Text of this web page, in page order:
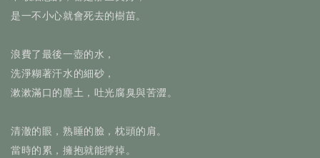
是一不小心就會死去的樹苗。
浪費了最後一壺的水，
洗淨糊著汗水的細砂，
漱漱滿口的塵土，吐光腐臭與苦澀。
清澈的眼，熟睡的臉，枕頭的肩。
當時的累，擁抱就能擰掉。